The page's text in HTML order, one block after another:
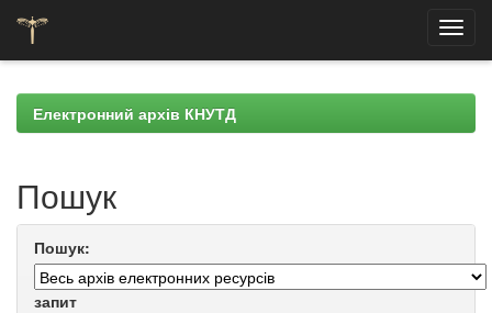
navigationЕлектронний архів КНУТД
Пошук
Пошук:
запит